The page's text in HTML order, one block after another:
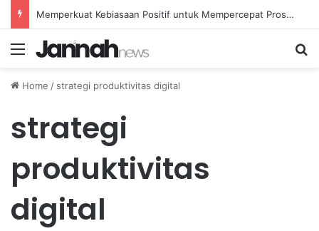
Memperkuat Kebiasaan Positif untuk Mempercepat Proses Pemulihan Mental Anda
Menu
Home / strategi produktivitas digital
strategi
produktivitas
digital